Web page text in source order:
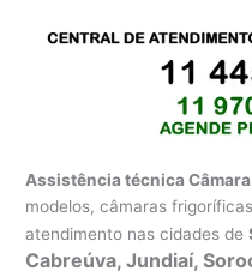
Assistência técnica
modelos, câmaras
atendimento nas cidades de
Cabreúva, Jundiaí,